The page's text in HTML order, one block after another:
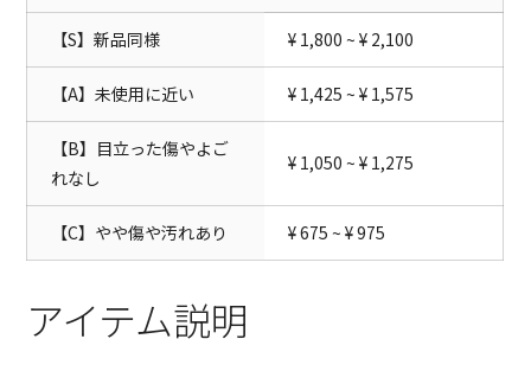
【S】新品同様 ¥ 1,800 ~ ¥ 2,100
【A】未使用に近い ¥ 1,425 ~ ¥ 1,575
【B】目立った傷やよご
れなし
¥ 1,050 ~ ¥ 1,275
【C】やや傷や汚れあり ¥ 675 ~ ¥ 975
アイテム説明